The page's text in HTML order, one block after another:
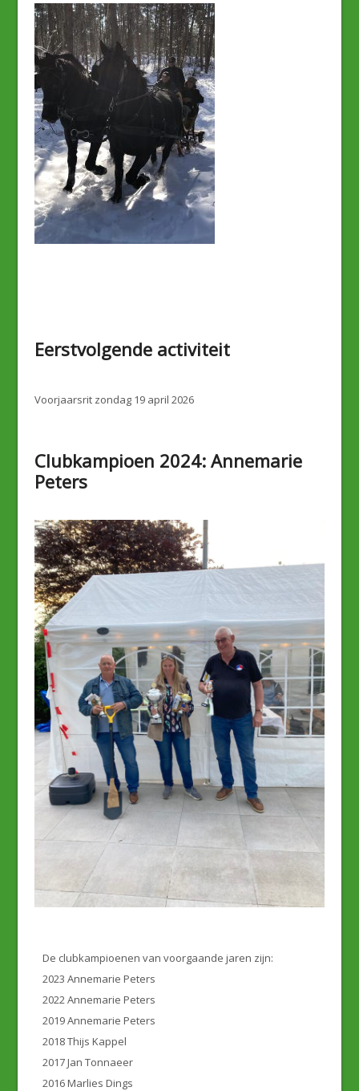
Eerstvolgende activiteit
Voorjaarsrit zondag 19 april 2026
Clubkampioen 2024: Annemarie
Peters
De clubkampioenen van voorgaande jaren zijn:
2023 Annemarie Peters
2022 Annemarie Peters
2019 Annemarie Peters
2018 Thijs Kappel
2017 Jan Tonnaeer
2016 Marlies Dings